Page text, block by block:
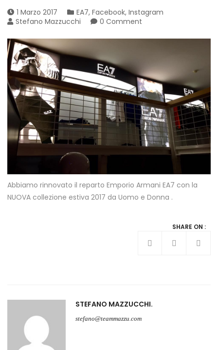
1 Marzo 2017 EA7, Facebook, Instagram
Stefano Mazzucchi
0 Comment
Abbiamo rinnovato il reparto Emporio Armani EA7 con la
NUOVA collezione estiva 2017 da Uomo e Donna .
SHARE ON :
STEFANO MAZZUCCHI
stefano@teammazzu.com